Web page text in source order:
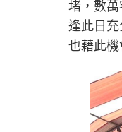
堵，數
逢此日
也藉此